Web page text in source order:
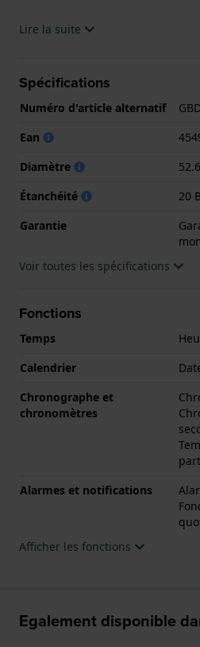
La montre est 20 ATM. Cela
Garantie de 2 ans sur les
.
Lire la suite
Spécifications
Numéro d'article alternatif
Ean
Diamètre
Étanchéité
20
Garantie
Voir toutes les spécifications
Fonctions
Temps
Calendrier
Chronographe et
chronomètres
Alarmes et notifications
Afficher les fonctions
Egalement disponible